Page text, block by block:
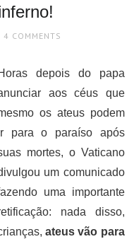
4 COMMENTS
depois do papa
aos céus que
os ateus podem
para o paraíso após
mortes, o Vaticano
um comunicado
uma importante
nada disso,
ateus vão para